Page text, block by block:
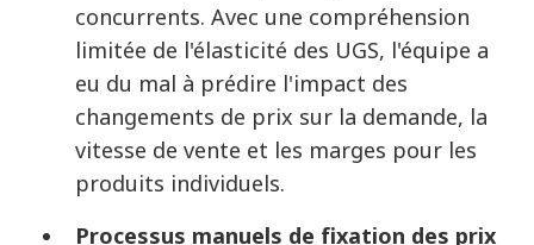
concurrents. Avec une compréhension
limitée de l'élasticité des UGS, l'équipe a
eu du mal à prédire l'impact des
changements de prix sur la demande, la
vitesse de vente et les marges pour les
produits individuels.
Processus manuels de fixation des prix